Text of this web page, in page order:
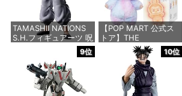
TAMASHII NATIONS
S.H.フィギュアーツ 呪
術廻戦 伏黒甚爾 約
155mm PVC&ABS製
塗装済み可動フィギュ
ア | 呪術廻戦 6インチ
アクションフィギュア
【POP MART 公式ス
トア】THE
MONSTERS Big into
Energy シリーズ ぬい
ぐるみペンダント 【1
ピース】 エナジーラブ
ブ labubu ラブブ らぶ
9位 10位